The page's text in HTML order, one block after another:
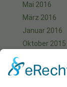
Mai 2016
März 2016
Januar 2016
Oktober 2015
August 2015